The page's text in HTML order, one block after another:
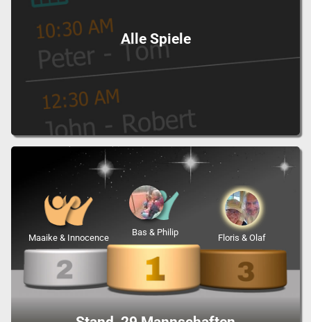
Alle Spiele
Bas & Philip
Maaike & Innocence Floris & Olaf